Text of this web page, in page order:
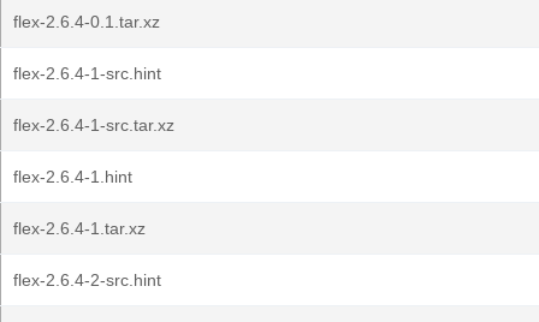
flex-2.6.4-0.1.tar.xz
flex-2.6.4-1-src.hint
flex-2.6.4-1-src.tar.xz
flex-2.6.4-1.hint
flex-2.6.4-1.tar.xz
flex-2.6.4-2-src.hint